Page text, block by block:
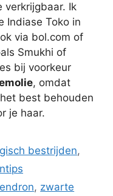
verkrijgbaar. Ik
Indiase Toko in
via bol.com of
Smukhi of
bij voorkeur
, omdat
best behouden
je haar.
bestrijden,
, zwarte